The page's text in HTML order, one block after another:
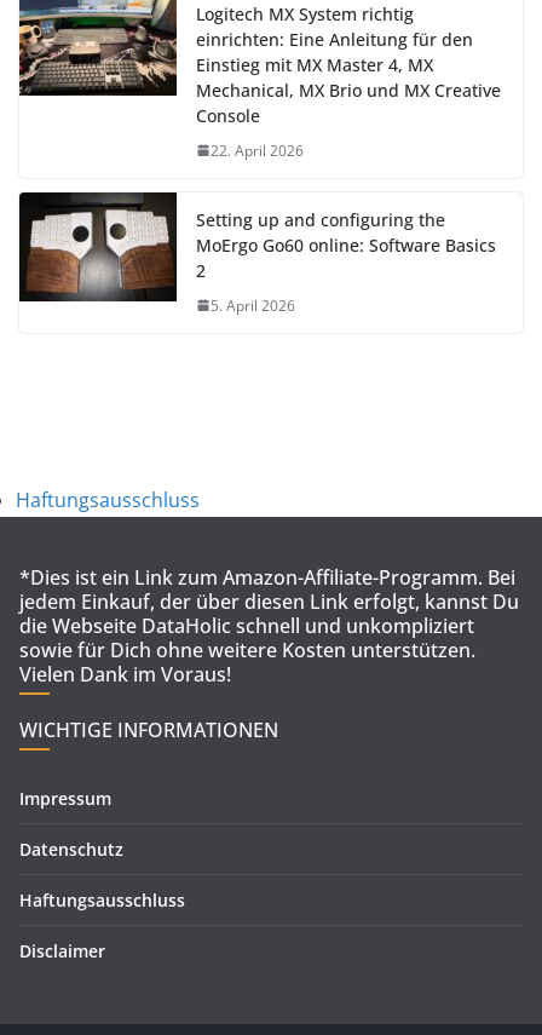
Logitech MX System richtig
einrichten: Eine Anleitung für den
Einstieg mit MX Master 4, MX
Mechanical, MX Brio und MX Creative
Console
22. April 2026
Setting up and configuring the
MoErgo Go60 online: Software Basics
2
5. April 2026
Haftungsausschluss
*Dies ist ein Link zum Amazon-Affiliate-Programm. Bei
jedem Einkauf, der über diesen Link erfolgt, kannst Du
die Webseite DataHolic schnell und unkompliziert
sowie für Dich ohne weitere Kosten unterstützen.
Vielen Dank im Voraus!
WICHTIGE INFORMATIONEN
Impressum
Datenschutz
Haftungsausschluss
Disclaimer